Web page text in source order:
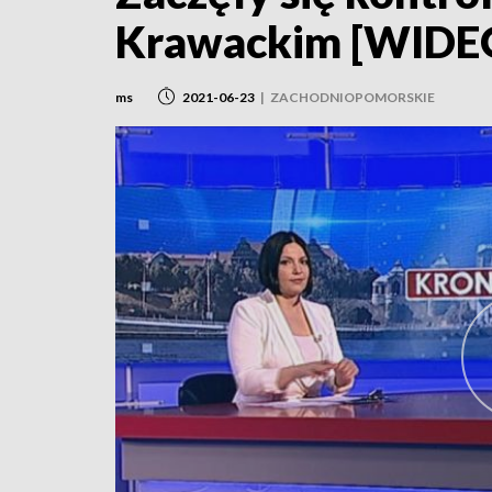
Krawackim
ms 2021-06-23 | ZACHODNIOPOMORSKIE